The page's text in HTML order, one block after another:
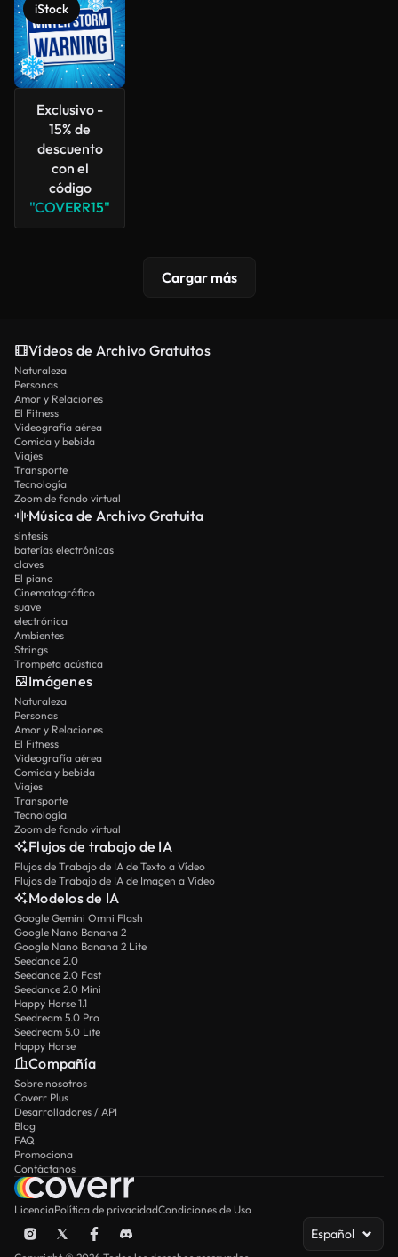
iStock
Exclusivo -
15% de
descuento
con el
código
"COVERR15"
Cargar más
Vídeos de Archivo Gratuitos
Naturaleza
Personas
Amor y Relaciones
El Fitness
Videografía aérea
Comida y bebida
Viajes
Transporte
Tecnología
Zoom de fondo virtual
Música de Archivo Gratuita
síntesis
baterías electrónicas
claves
El piano
Cinematográfico
suave
electrónica
Ambientes
Strings
Trompeta acústica
Imágenes
Naturaleza
Personas
Amor y Relaciones
El Fitness
Videografía aérea
Comida y bebida
Viajes
Transporte
Tecnología
Zoom de fondo virtual
Flujos de trabajo de IA
Flujos de Trabajo de IA de Texto a Vídeo
Flujos de Trabajo de IA de Imagen a Vídeo
Modelos de IA
Google Gemini Omni Flash
Google Nano Banana 2
Google Nano Banana 2 Lite
Seedance 2.0
Seedance 2.0 Fast
Seedance 2.0 Mini
Happy Horse 1.1
Seedream 5.0 Pro
Seedream 5.0 Lite
Happy Horse
Compañía
Sobre nosotros
Coverr Plus
Desarrolladores / API
Blog
FAQ
Promociona
Contáctanos
LicenciaPolítica de privacidadCondiciones de Uso
Español